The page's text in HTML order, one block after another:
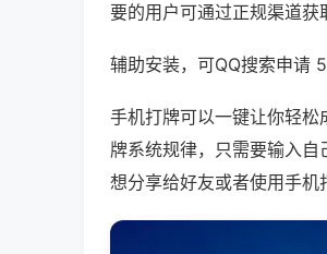
要的用户可通过正规渠道获
辅助安装，可QQ搜索申请
手机打牌可以一键让你轻松
牌系统规律，只需要输入
想分享给好友或者使用手机